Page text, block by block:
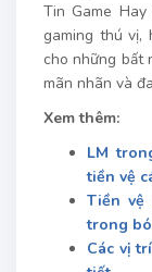
Tin Game
gaming thú vị,
cho những bất
mãn nhãn và
Xem thêm:
LM
tiền vệ
Tiền vệ
trong
Các vị